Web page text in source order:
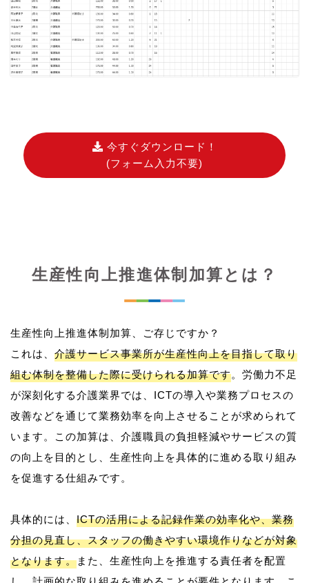
今すぐダウンロード！
(フォーム入力不要)
生産性向上推進体制加算とは？
生産性向上推進体制加算、ご存じですか？
これは、 介護サービス事業所が生産性向上を目指して取り
組む体制を整備した際に受けられる加算です。労働力不足
が深刻化する介護業界では、ICTの導入や業務プロセスの
改善などを通じて業務効率を向上させることが求められて
います。この加算は、介護職員の負担軽減やサービスの質
の向上を目的とし、生産性向上を具体的に進める取り組み
を促進する仕組みです。
具体的には、 ICTの活用による記録作業の効率化や、業務
分担の見直し、スタッフの働きやすい環境作りなどが対象
となります。また、生産性向上を推進する責任者を配置